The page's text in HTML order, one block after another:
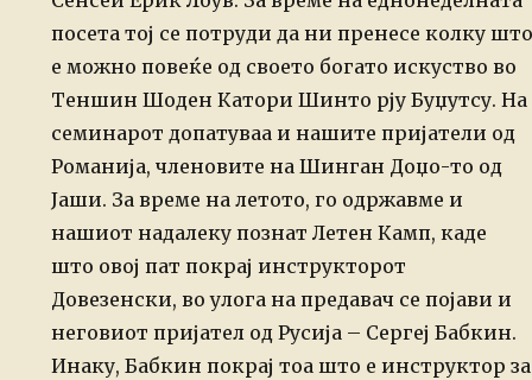
посета тој се потруди да ни пренесе колку што
е можно повеќе од своето богато искуство во
Теншин Шоден Катори Шинто рју Буџутсу. На
семинарот допатуваа и нашите пријатели од
Романија, членовите на Шинган Доџо-то од
Јаши. За време на летото, го одржавме и
нашиот надалеку познат Летен Камп, каде
што овој пат покрај инструкторот
Довезенски, во улога на предавач се појави и
неговиот пријател од Русија – Сергеј Бабкин.
Инаку, Бабкин покрај тоа што е инструктор за